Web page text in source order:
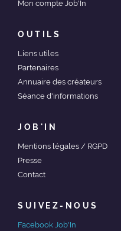
Mon compte Job'In
OUTILS
Liens utiles
Partenaires
Annuaire des créateurs
Séance d'informations
JOB'IN
Mentions légales / RGPD
Presse
Contact
SUIVEZ-NOUS
Facebook Job'In